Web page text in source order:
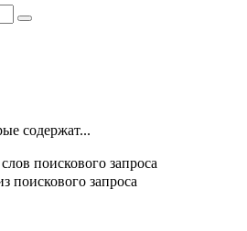
содержат...
поискового запроса
поискового запроса